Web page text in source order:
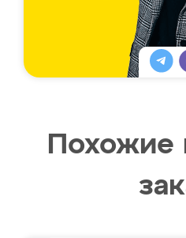
Похожие